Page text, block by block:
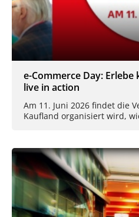
e-Commerce Day:
live in action
Am 11. Juni 2026 findet die
Kaufland organisiert wird,